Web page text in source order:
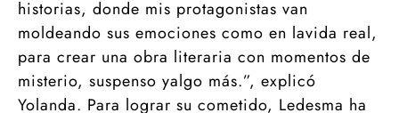
historias, donde mis protagonistas van
moldeando sus emociones como en lavida real,
para crear una obra literaria con momentos de
misterio, suspenso yalgo más.”, explicó
Yolanda. Para lograr su cometido, Ledesma ha